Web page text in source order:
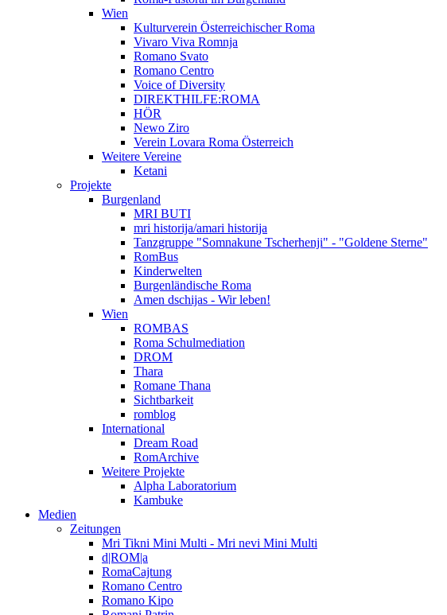
Wien
Kulturverein Österreichischer Roma
Vivaro Viva Romnja
Romano Svato
Romano Centro
Voice of Diversity
DIREKTHILFE:ROMA
HÖR
Newo Ziro
Verein Lovara Roma Österreich
Weitere Vereine
Ketani
Projekte
Burgenland
MRI BUTI
mri historija/amari historija
Tanzgruppe "Somnakune Tscherhenji" - "Goldene Sterne"
RomBus
Kinderwelten
Burgenländische Roma
Amen dschijas - Wir leben!
Wien
ROMBAS
Roma Schulmediation
DROM
Thara
Romane Thana
Sichtbarkeit
romblog
International
Dream Road
RomArchive
Weitere Projekte
Alpha Laboratorium
Kambuke
Medien
Zeitungen
Mri Tikni Mini Multi - Mri nevi Mini Multi
d|ROM|a
RomaCajtung
Romano Centro
Romano Kipo